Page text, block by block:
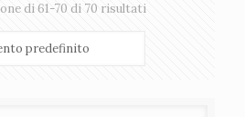
di 61-70 di 70 risultati